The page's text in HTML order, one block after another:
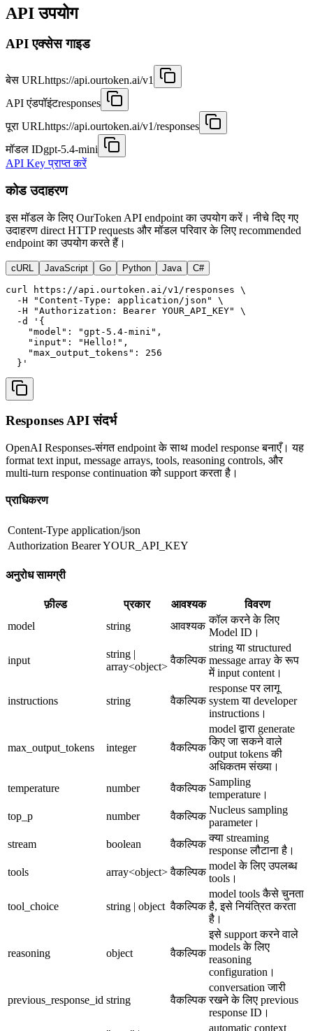
API उपयोग
API एक्सेस गाइड
बेस URLhttps://api.ourtoken.ai/v1
API एंडपॉइंटresponses
पूरा URLhttps://api.ourtoken.ai/v1/responses
मॉडल IDgpt-5.4-mini
API Key प्राप्त करें
कोड उदाहरण
इस मॉडल के लिए OurToken API endpoint का उपयोग करें। नीचे दिए गए
उदाहरण direct HTTP requests और मॉडल परिवार के लिए recommended
endpoint का उपयोग करते हैं।
cURL JavaScript Go Python Java C#
curl https://api.ourtoken.ai/v1/responses \
  -H "Content-Type: application/json" \
  -H "Authorization: Bearer YOUR_API_KEY" \
  -d '{
    "model": "gpt-5.4-mini",
    "input": "Hello!",
    "max_output_tokens": 256
  }'
Responses API संदर्भ
OpenAI Responses-संगत endpoint के साथ model response बनाएँ। यह
format text input, message arrays, tools, reasoning controls, और
multi-turn response continuation को support करता है।
प्राधिकरण
Content-Type application/json
Authorization Bearer YOUR_API_KEY
अनुरोध सामग्री
फ़ील्ड प्रकार आवश्यक
विवरण
model
string आवश्यक
कॉल करने के लिए
Model ID।
input
string |
array<object>
वैकल्पिक
string या structured
message array के रूप
में input content।
instructions string वैकल्पिक
response पर लागू
system या developer
instructions।
max_output_tokens integer वैकल्पिक
model द्वारा generate
किए जा सकने वाले
output tokens की
अधिकतम संख्या।
temperature
number वैकल्पिक
Sampling
temperature।
top_p
number वैकल्पिक
Nucleus sampling
parameter।
stream
boolean वैकल्पिक
क्या streaming
response लौटाना है।
tools
array<object> वैकल्पिक
model के लिए उपलब्ध
tools।
tool_choice string | object वैकल्पिक
model tools कैसे चुनता
है, इसे नियंत्रित करता
है।
reasoning object वैकल्पिक
इसे support करने वाले
models के लिए
reasoning
configuration।
previous_response_id string वैकल्पिक
conversation जारी
रखने के लिए previous
response ID।
automatic context